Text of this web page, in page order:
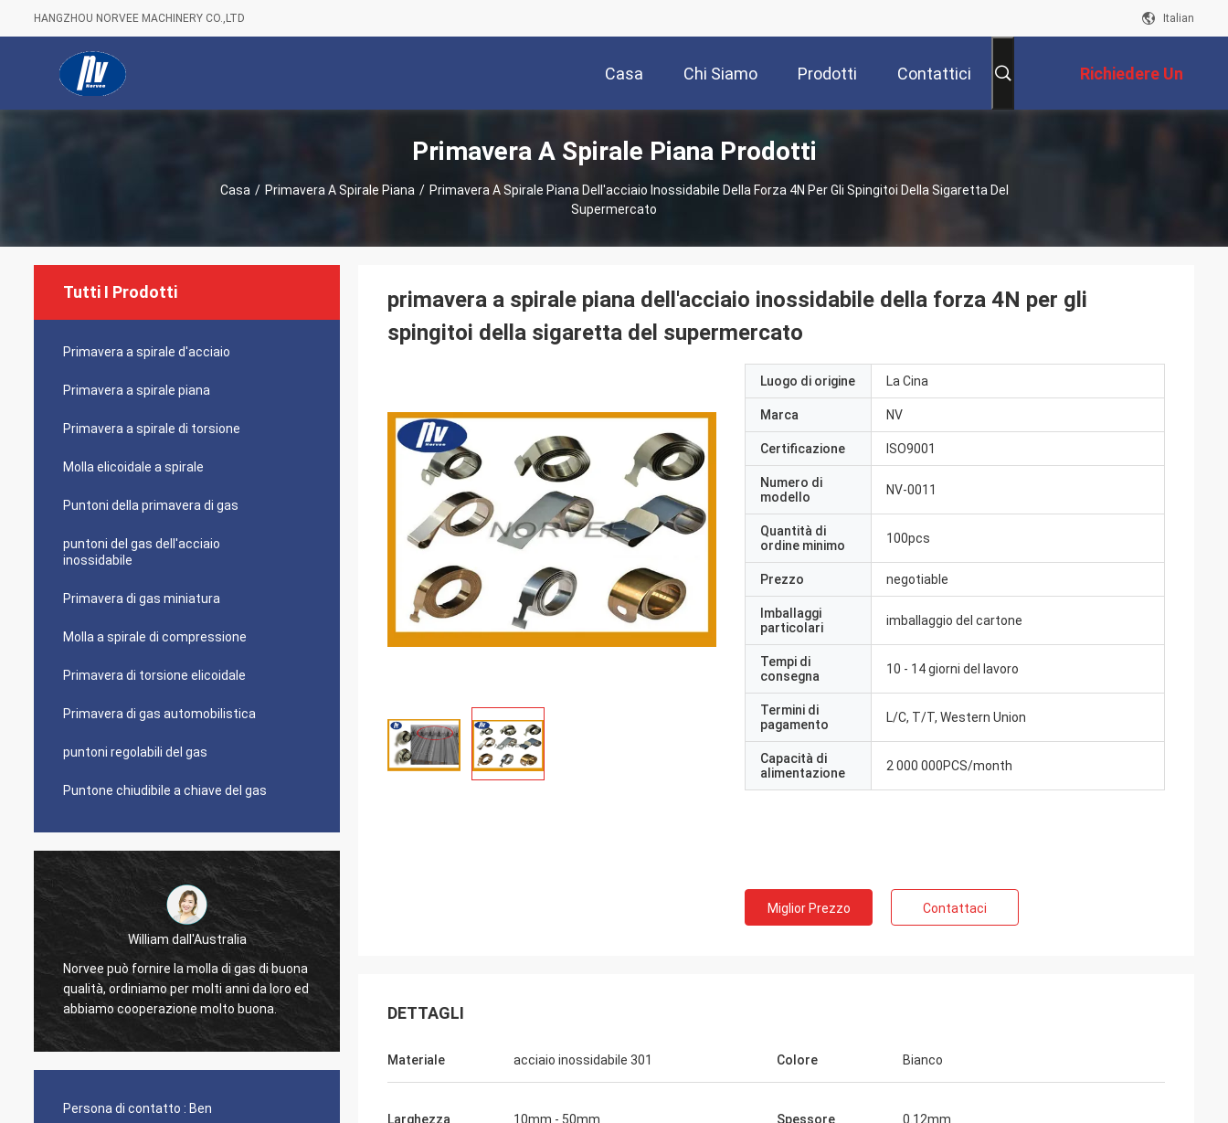
HANGZHOU NORVEE MACHINERY CO.,LTD Italian
Casa Chi Siamo Prodotti Contattici Richiedere Un
Preventivo
Primavera A Spirale Piana Prodotti
Casa / Primavera A Spirale Piana / Primavera A Spirale Piana Dell'acciaio Inossidabile Della Forza 4N Per Gli Spingitoi Della Sigaretta Del
Supermercato
Tutti I Prodotti
Primavera a spirale d'acciaio
Primavera a spirale piana
Primavera a spirale di torsione
Molla elicoidale a spirale
Puntoni della primavera di gas
puntoni del gas dell'acciaio
inossidabile
Primavera di gas miniatura
Molla a spirale di compressione
Primavera di torsione elicoidale
Primavera di gas automobilistica
puntoni regolabili del gas
Puntone chiudibile a chiave del gas
William dall'Australia
può fornire la molla di gas di buona
ordiniamo per molti anni da loro ed
cooperazione molto buona.
ordiniamo le molle di estensione materiali
di musica da Norvee dal 2005, non c' è mai
problema di qualità ed ordiniamo da loro
continuamente fino ad ora.
David Smith dalla Russia
Persona di contatto : Ben
primavera a spirale piana dell'acciaio inossidabile della forza 4N per gli
spingitoi della sigaretta del supermercato
Luogo di origine La Cina
Marca NV
Certificazione ISO9001
Numero di
modello
NV-0011
Quantità di
ordine minimo
100pcs
Prezzo negotiable
Imballaggi
particolari
imballaggio del cartone
Tempi di
consegna
10 - 14 giorni del lavoro
Termini di
pagamento
L/C, T/T, Western Union
Capacità di
alimentazione
2 000 000PCS/month
Miglior Prezzo Contattaci
DETTAGLI
Materiale acciaio inossidabile 301 Colore Bianco
Larghezza 10mm - 50mm Spessore 0.12mm